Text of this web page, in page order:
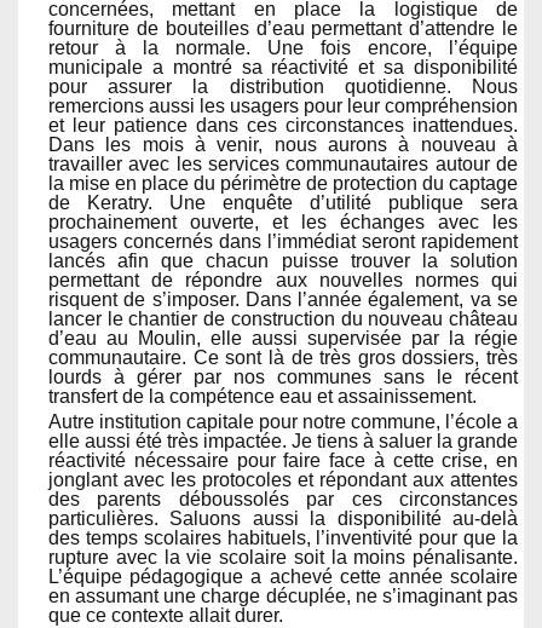
concernées, mettant en place la logistique de
fourniture de bouteilles d’eau permettant d’attendre le
retour à la normale. Une fois encore, l’équipe
municipale a montré sa réactivité et sa disponibilité
pour assurer la distribution quotidienne. Nous
remercions aussi les usagers pour leur compréhension
et leur patience dans ces circonstances inattendues.
Dans les mois à venir, nous aurons à nouveau à
travailler avec les services communautaires autour de
la mise en place du périmètre de protection du captage
de Keratry. Une enquête d’utilité publique sera
prochainement ouverte, et les échanges avec les
usagers concernés dans l’immédiat seront rapidement
lancés afin que chacun puisse trouver la solution
permettant de répondre aux nouvelles normes qui
risquent de s’imposer. Dans l’année également, va se
lancer le chantier de construction du nouveau château
d’eau au Moulin, elle aussi supervisée par la régie
communautaire. Ce sont là de très gros dossiers, très
lourds à gérer par nos communes sans le récent
transfert de la compétence eau et assainissement.
Autre institution capitale pour notre commune, l’école a
elle aussi été très impactée. Je tiens à saluer la grande
réactivité nécessaire pour faire face à cette crise, en
jonglant avec les protocoles et répondant aux attentes
des parents déboussolés par ces circonstances
particulières. Saluons aussi la disponibilité au-delà
des temps scolaires habituels, l’inventivité pour que la
rupture avec la vie scolaire soit la moins pénalisante.
L’équipe pédagogique a achevé cette année scolaire
en assumant une charge décuplée, ne s’imaginant pas
que ce contexte allait durer.